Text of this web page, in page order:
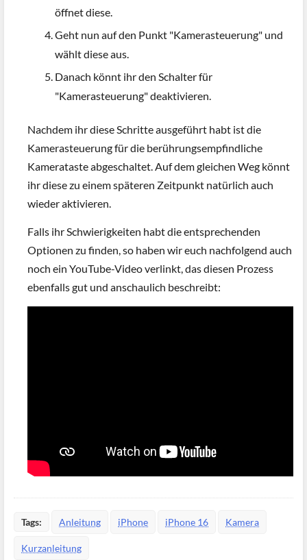
öffnet diese.
Geht nun auf den Punkt "Kamerasteuerung" und
wählt diese aus.
Danach könnt ihr den Schalter für
"Kamerasteuerung" deaktivieren.
Nachdem ihr diese Schritte ausgeführt habt ist die
Kamerasteuerung für die berührungsempfindliche
Kamerataste abgeschaltet. Auf dem gleichen Weg könnt
ihr diese zu einem späteren Zeitpunkt natürlich auch
wieder aktivieren.
Falls ihr Schwierigkeiten habt die entsprechenden
Optionen zu finden, so haben wir euch nachfolgend auch
noch ein YouTube-Video verlinkt, das diesen Prozess
ebenfalls gut und anschaulich beschreibt:
Tags: Anleitung iPhone iPhone 16 Kamera
Kurzanleitung